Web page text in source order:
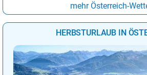
mehr Österreich-
HERBSTURLAUB IN